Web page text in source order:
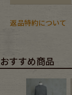
返品特約について
おすすめ商品